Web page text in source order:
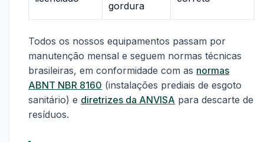
gordura
Todos os nossos equipamentos passam por
manutenção mensal e seguem normas técnicas
brasileiras, em conformidade com as normas
ABNT NBR 8160 (instalações prediais de esgoto
sanitário) e diretrizes da ANVISA para descarte de
resíduos.